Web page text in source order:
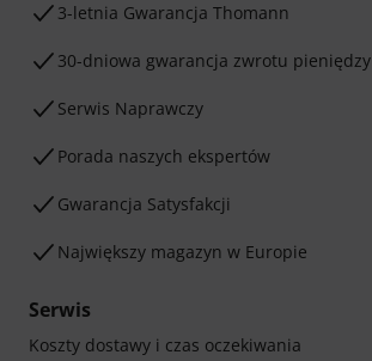
3-letnia Gwarancja Thomann
30-dniowa gwarancja zwrotu pieniędzy
Serwis Naprawczy
Porada naszych ekspertów
Gwarancja Satysfakcji
Największy magazyn w Europie
Serwis
Koszty dostawy i czas oczekiwania